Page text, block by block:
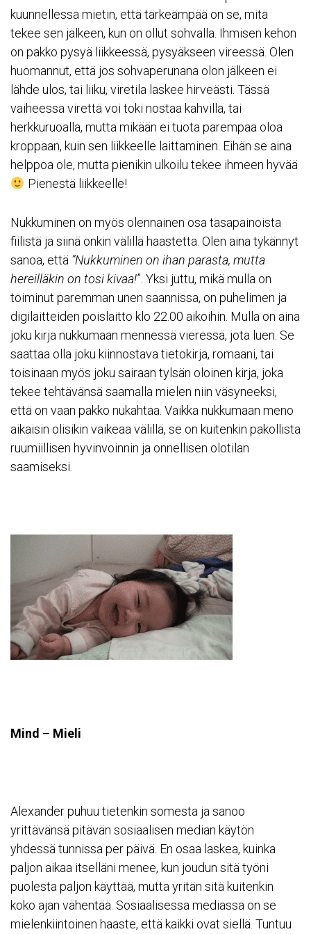
kuunnellessa mietin, että tärkeämpää on se, mitä
tekee sen jälkeen, kun on ollut sohvalla. Ihmisen kehon
on pakko pysyä liikkeessä, pysyäkseen vireessä. Olen
huomannut, että jos sohvaperunana olon jälkeen ei
lähde ulos, tai liiku, viretila laskee hirveästi. Tässä
vaiheessa virettä voi toki nostaa kahvilla, tai
herkkuruoalla, mutta mikään ei tuota parempaa oloa
kroppaan, kuin sen liikkeelle laittaminen. Eihän se aina
helppoa ole, mutta pienikin ulkoilu tekee ihmeen hyvää
Pienestä liikkeelle!
Nukkuminen on myös olennainen osa tasapainoista
fiilistä ja siinä onkin välillä haastetta. Olen aina tykännyt
sanoa, että ”Nukkuminen on ihan parasta, mutta
hereilläkin on tosi kivaa!”. Yksi juttu, mikä mulla on
toiminut paremman unen saannissa, on puhelimen ja
digilaitteiden poislaitto klo 22.00 aikoihin. Mulla on aina
joku kirja nukkumaan mennessä vieressä, jota luen. Se
saattaa olla joku kiinnostava tietokirja, romaani, tai
toisinaan myös joku sairaan tylsän oloinen kirja, joka
tekee tehtävänsä saamalla mielen niin väsyneeksi,
että on vaan pakko nukahtaa. Vaikka nukkumaan meno
aikaisin olisikin vaikeaa välillä, se on kuitenkin pakollista
ruumiillisen hyvinvoinnin ja onnellisen olotilan
saamiseksi.
Mind – Mieli
Alexander puhuu tietenkin somesta ja sanoo
yrittävänsä pitävän sosiaalisen median käytön
yhdessä tunnissa per päivä. En osaa laskea, kuinka
paljon aikaa itselläni menee, kun joudun sitä työni
puolesta paljon käyttää, mutta yritän sitä kuitenkin
koko ajan vähentää. Sosiaalisessa mediassa on se
mielenkiintoinen haaste, että kaikki ovat siellä. Tuntuu